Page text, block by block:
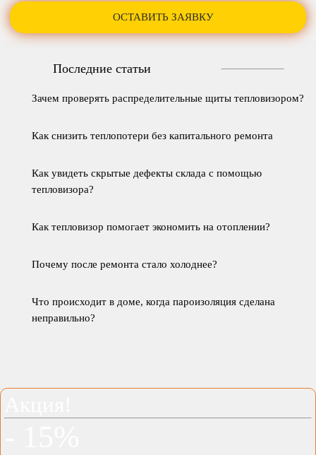
Последние статьи
Зачем проверять распределительные щиты тепловизором?
Как снизить теплопотери без капитального ремонта
Как увидеть скрытые дефекты склада с помощью
тепловизора?
Как тепловизор помогает экономить на отоплении?
Почему после ремонта стало холоднее?
Что происходит в доме, когда пароизоляция сделана
неправильно?